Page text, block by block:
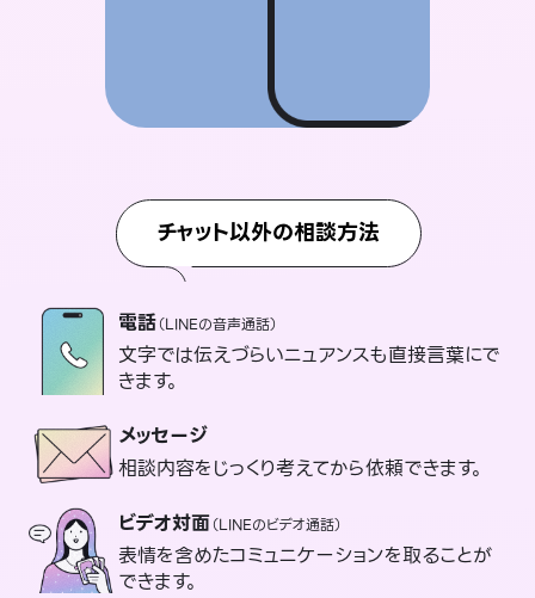
チャット以外の相談方法
電話（LINEの音声通話）
文字では伝えづらいニュアンスも直接言葉にで
きます。
メッセージ
相談内容をじっくり考えてから依頼できます。
ビデオ対面（LINEのビデオ通話）
表情を含めたコミュニケーションを取ることが
できます。